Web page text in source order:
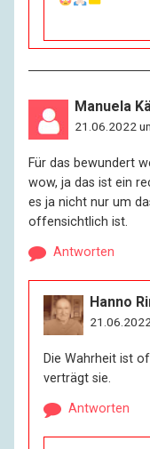
Manuela
21.06.2022
Für das bewundert
wow, ja das ist ein
es ja nicht nur um
offensichtlich ist.
Antworten
Hanno
Die Wahrheit ist
verträgt sie.
Antworten